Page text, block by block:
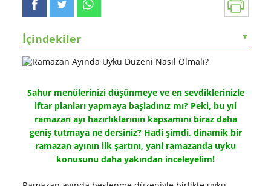
İçindekiler ▼
Sahur menülerinizi düşünmeye ve en sevdiklerinizle
iftar planları yapmaya başladınız mı? Peki, bu yıl
ramazan ayı hazırlıklarının kapsamını biraz daha
geniş tutmaya ne dersiniz? Hadi şimdi, dinamik bir
ramazan ayının ilk şartını, yani ramazanda uyku
konusunu daha yakından inceleyelim!